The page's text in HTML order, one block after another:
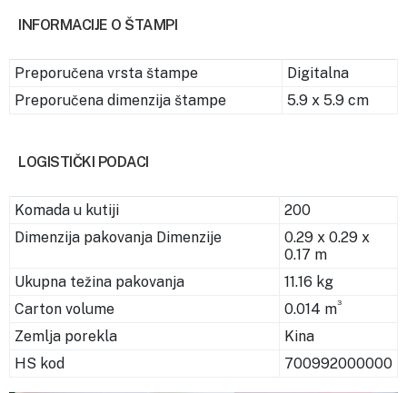
INFORMACIJE O ŠTAMPI
Preporučena vrsta štampe
Digitalna
Preporučena dimenzija štampe
5.9 x 5.9 cm
LOGISTIČKI PODACI
Komada u kutiji
200
Dimenzija pakovanja Dimenzije
0.29 x 0.29 x
0.17 m
Ukupna težina pakovanja
11.16 kg
Carton volume
0.014 m3
Zemlja porekla
Kina
HS kod
700992000000